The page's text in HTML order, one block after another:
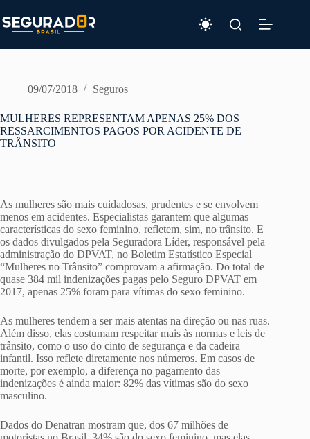
para
o
09/07/2018 Seguros
MULHERES REPRESENTAM APENAS 25% DOS
RESSARCIMENTOS PAGOS POR ACIDENTE DE
TRÂNSITO
As mulheres são mais cuidadosas, prudentes e se envolvem
menos em acidentes. Especialistas garantem que algumas
características do sexo feminino, refletem, sim, no trânsito. E
os dados divulgados pela Seguradora Líder, responsável pela
administração do DPVAT, no Boletim Estatístico Especial
“Mulheres no Trânsito” comprovam a afirmação. Do total de
quase 384 mil indenizações pagas pelo Seguro DPVAT em
2017, apenas 25% foram para vítimas do sexo feminino.
As mulheres tendem a ser mais atentas na direção ou nas ruas.
Além disso, elas costumam respeitar mais às normas e leis de
trânsito, como o uso do cinto de segurança e da cadeira
infantil. Isso reflete diretamente nos números. Em casos de
morte, por exemplo, a diferença no pagamento das
indenizações é ainda maior: 82% das vítimas são do sexo
masculino.
Dados do Denatran mostram que, dos 67 milhões de